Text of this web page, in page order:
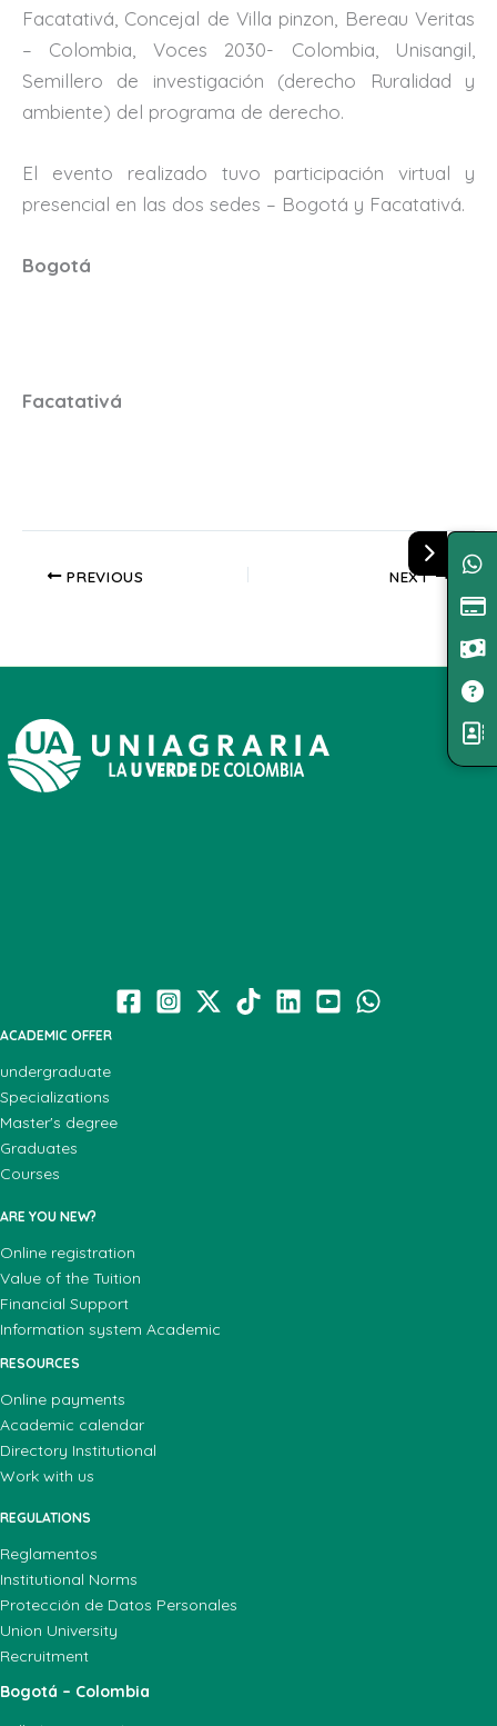
Facatativá, Concejal de Villa pinzon, Bereau Veritas
– Colombia, Voces 2030- Colombia, Unisangil,
Semillero de investigación (derecho Ruralidad y
ambiente) del programa de derecho.
El evento realizado tuvo participación virtual y
presencial en las dos sedes – Bogotá y Facatativá.
Bogotá
Facatativá
PREVIOUS NEXT
ACADEMIC OFFER
undergraduate
Specializations
Master's degree
Graduates
Courses
ARE YOU NEW?
Online registration
Value of the Tuition
Financial Support
Information system Academic
RESOURCES
Online payments
Academic calendar
Directory Institutional
Work with us
REGULATIONS
Reglamentos
Institutional Norms
Protección de Datos Personales
Union University
Recruitment
Bogotá – Colombia